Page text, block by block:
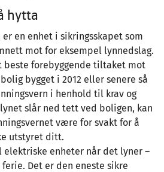
hytta
er en enhet i sikringsskapet som
mot for eksempel lynnedslag.
beste forebyggende tiltaket mot
bygget i 2012 eller senere så
i henhold til krav og
slår ned tett ved boligen, kan
være for svakt for å
utstyret ditt.
elektriske enheter når det lyner –
Det er den eneste sikre